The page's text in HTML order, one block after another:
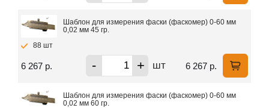
Шаблон для измерения фаски (фаскомер) 0-60 мм
0,02 мм 45 гр.
88 шт
6 267 р. - + шт 6 267 р.
Шаблон для измерения фаски (фаскомер) 0-60 мм
0,02 мм 60 гр.